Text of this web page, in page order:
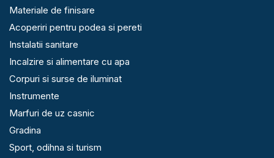
Materiale de finisare
Acoperiri pentru podea si pereti
Instalatii sanitare
Incalzire si alimentare cu apa
Corpuri si surse de iluminat
Instrumente
Marfuri de uz casnic
Gradina
Sport, odihna si turism